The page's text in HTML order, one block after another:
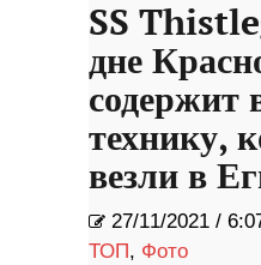
SS
дне
содержит
технику,
везли в
27/11/2021 /
ТОП, Фото